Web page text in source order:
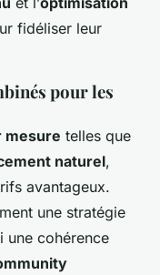
fidéliser leur
pour les
mesure telles que
naturel,
avantageux.
une stratégie
une cohérence